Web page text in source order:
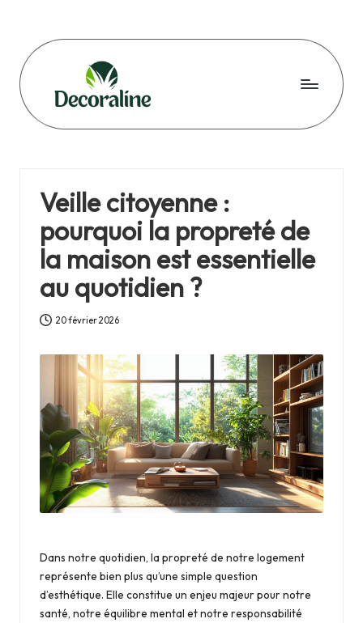
content
D
o
r
a
li
n
e
Veille citoyenne :
pourquoi la propreté de
la maison est essentielle
au quotidien ?
20 février 2026
Dans notre quotidien, la propreté de notre logement
représente bien plus qu’une simple question
d’esthétique. Elle constitue un enjeu majeur pour notre
santé, notre équilibre mental et notre responsabilité